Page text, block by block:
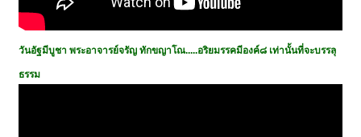
วันอัฐมีบูชา พระอาจารย์จรัญ ทักขญาโณ.....อริยมรรคมีองค์๘ เท่านั้นที่จะบรรลุ
ธรรม